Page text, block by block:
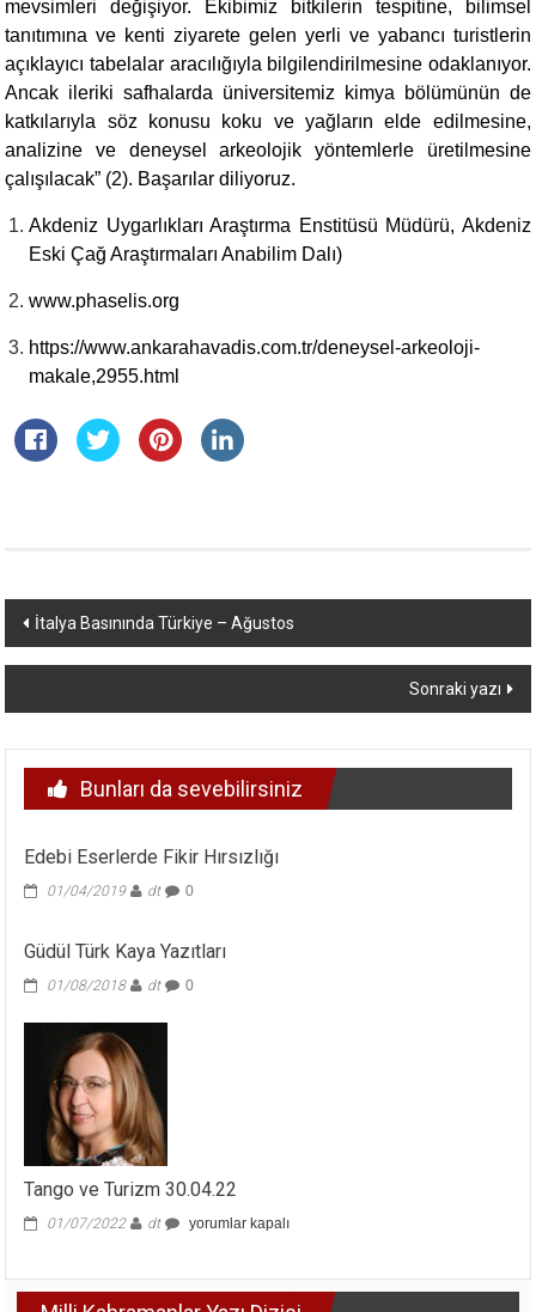
mevsimleri değişiyor. Ekibimiz bitkilerin tespitine, bilimsel
tanıtımına ve kenti ziyarete gelen yerli ve yabancı turistlerin
açıklayıcı tabelalar aracılığıyla bilgilendirilmesine odaklanıyor.
Ancak ileriki safhalarda üniversitemiz kimya bölümünün de
katkılarıyla söz konusu koku ve yağların elde edilmesine,
analizine ve deneysel arkeolojik yöntemlerle üretilmesine
çalışılacak” (2). Başarılar diliyoruz.
Akdeniz Uygarlıkları Araştırma Enstitüsü Müdürü, Akdeniz
Eski Çağ Araştırmaları Anabilim Dalı)
www.phaselis.org
https://www.ankarahavadis.com.tr/deneysel-arkeoloji-
makale,2955.html
Yazı
dolaşımı
İtalya Basınında Türkiye – Ağustos
Sonraki yazı
Bunları da sevebilirsiniz
Edebi Eserlerde Fikir Hırsızlığı
01/04/2019 dt 0
Güdül Türk Kaya Yazıtları
01/08/2018 dt 0
Tango ve Turizm 30.04.22
01/07/2022 dt
Tango
için
yorumlar kapalı